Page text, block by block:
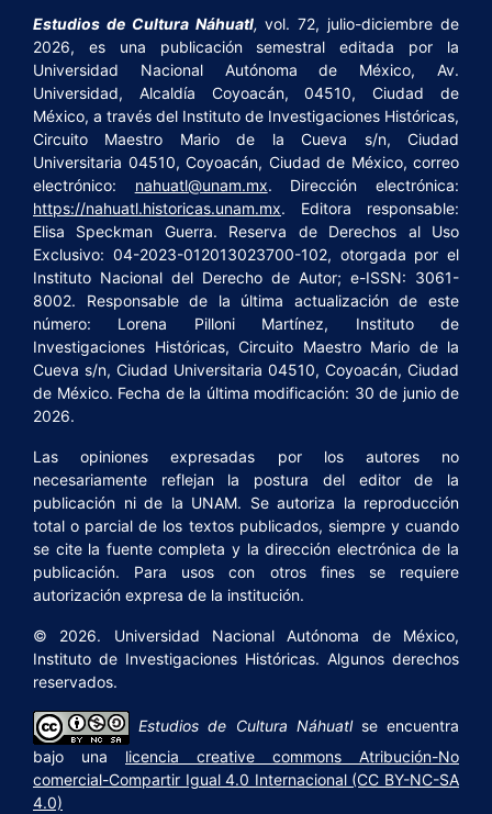
Estudios de Cultura Náhuatl, vol. 72, julio-diciembre de
2026, es una publicación semestral editada por la
Universidad Nacional Autónoma de México, Av.
Universidad, Alcaldía Coyoacán, 04510, Ciudad de
México, a través del Instituto de Investigaciones Históricas,
Circuito Maestro Mario de la Cueva s/n, Ciudad
Universitaria 04510, Coyoacán, Ciudad de México, correo
electrónico: nahuatl@unam.mx. Dirección electrónica:
https://nahuatl.historicas.unam.mx. Editora responsable:
Elisa Speckman Guerra. Reserva de Derechos al Uso
Exclusivo: 04-2023-012013023700-102, otorgada por el
Instituto Nacional del Derecho de Autor; e-ISSN: 3061-
8002. Responsable de la última actualización de este
número: Lorena Pilloni Martínez, Instituto de
Investigaciones Históricas, Circuito Maestro Mario de la
Cueva s/n, Ciudad Universitaria 04510, Coyoacán, Ciudad
de México. Fecha de la última modificación: 30 de junio de
2026.
Las opiniones expresadas por los autores no
necesariamente reflejan la postura del editor de la
publicación ni de la UNAM. Se autoriza la reproducción
total o parcial de los textos publicados, siempre y cuando
se cite la fuente completa y la dirección electrónica de la
publicación. Para usos con otros fines se requiere
autorización expresa de la institución.
© 2026. Universidad Nacional Autónoma de México,
Instituto de Investigaciones Históricas. Algunos derechos
reservados.
Estudios de Cultura Náhuatlse encuentra
bajo una licencia creative commons Atribución-No
comercial-Compartir Igual 4.0 Internacional (CC BY-NC-SA
4.0)